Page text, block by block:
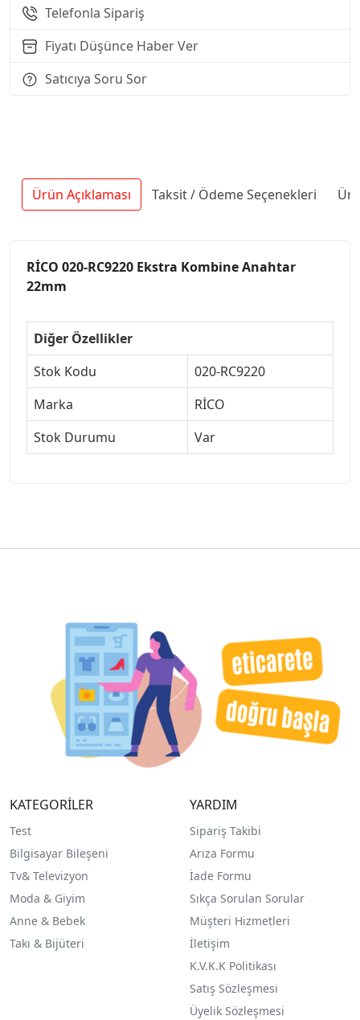
Telefonla Sipariş
Fiyatı Düşünce Haber Ver
Satıcıya Soru Sor
Ürün Açıklaması Taksit / Ödeme Seçenekleri
RİCO 020-RC9220 Ekstra Kombine Anahtar
22mm
Diğer Özellikler
Stok Kodu
020-RC9220
Marka
RİCO
Stok Durumu
Var
KATEGORİLER
Test
Bilgisayar Bileşeni
Tv& Televizyon
Moda & Giyim
Anne & Bebek
Takı & Bijüteri
YARDIM
Sipariş Takibi
Arıza Formu
İade Formu
Sıkça Sorulan Sorular
Müşteri Hizmetleri
İletişim
K.V.K.K Politikası
Satış Sözleşmesi
Üyelik Sözleşmesi